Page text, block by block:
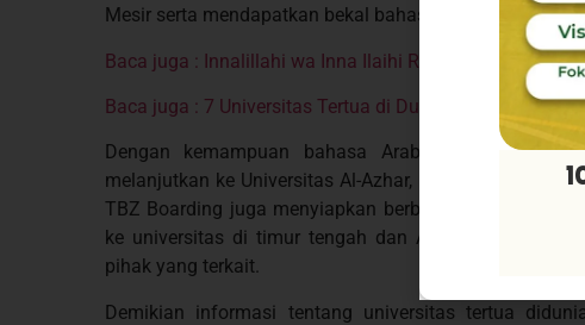
Mesir serta mendapatkan bekal bahasa Arab yang
Baca juga : Innalillahi wa Inna Ilaihi Rojiun, Syeikh
Baca juga : 7 Universitas Tertua di Dunia
Dengan kemampuan bahasa Arab yang baik,
melanjutkan ke Universitas Al-Azhar, Kairo sudah
TBZ Boarding juga menyiapkan berbagai jalur bagi
ke universitas di timur tengah dan Afrika dengan
pihak yang terkait.
Demikian informasi tentang universitas tertua